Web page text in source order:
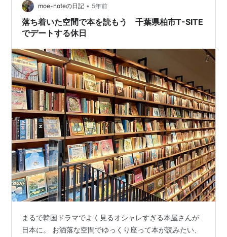
注文カウンターがあり、 すぐ横にパンやケーキがたくさ
ん並んでいます。 値段は…
moe-noteの日記 • 5年前
落ち着いた空間で本を読もう 千葉県柏市T-SITE
でデートする休日
まるで韓国ドラマでよく見るオシャレすぎる本屋さんが
日本に。 お洒落な空間でゆっくり座って本が読みたい、